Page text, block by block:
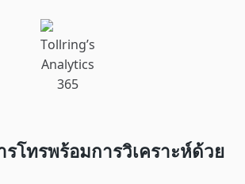
Tollring’s
Analytics
365
โทรพร้อมการวิเคราะห์ด้วย